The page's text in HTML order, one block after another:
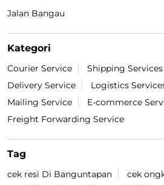
Jalan Bangau
Kategori
Courier Service
Shipping
Delivery Service
Logistics
Mailing Service
E-commerce
Freight Forwarding Service
Tag
cek resi Di Banguntapan
cek